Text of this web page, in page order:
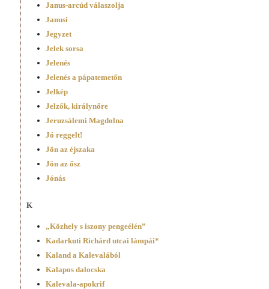
Janus-arcúd válaszolja
Janusi
Jegyzet
Jelek sorsa
Jelenés
Jelenés a pápatemetőn
Jelkép
Jelzők, királynőre
Jeruzsálemi Magdolna
Jó reggelt!
Jön az éjszaka
Jön az ősz
Jónás
K
„Közhely s iszony pengeélén”
Kadarkuti Richárd utcai lámpái*
Kaland a Kalevalából
Kalapos dalocska
Kalevala-apokrif